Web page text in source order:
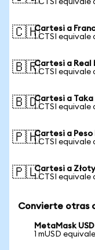
1 CTSI equivale
🇨🇭Cartesi a
1 CTSI equivale
🇧🇷Cartesi a Real
1 CTSI equivale
🇧🇩Cartesi a Taka
1 CTSI equivale
🇵🇭Cartesi a Peso
1 CTSI equivale
🇵🇱Cartesi a
1 CTSI equivale
Convierte otras
MetaMask
1 mUSD